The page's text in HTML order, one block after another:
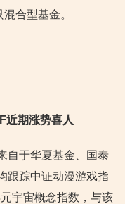
合型基金。
近期涨势喜人
自于华夏基金、国泰
跟踪中证动漫游戏指
宇宙概念指数，与该